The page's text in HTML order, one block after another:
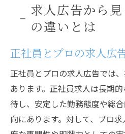
プロ志向の求人広告
採用現場で求められるプ
正社員採用で重視さ
求人現場で語られる
採用活動におけるプ
プロとしての責任感
求人広告から
の違いとは
正社員とプロの求人広
正社員とプロの求人広告では
あります。正社員求人は長期
待し、安定した勤務態度や総
向にあります。対して、プロ